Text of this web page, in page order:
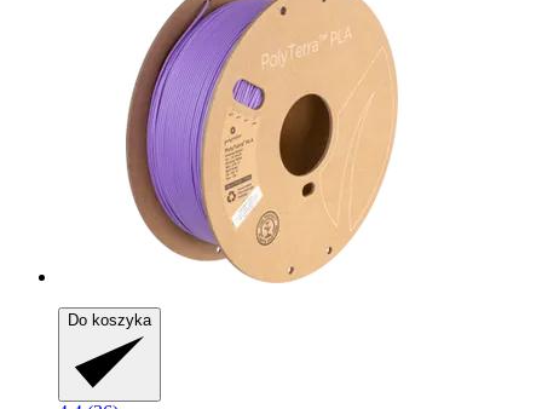
Do koszyka